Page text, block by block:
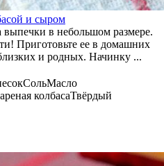
и сыром
в небольшом размере.
Приготовьте ее в домашних
и родных. Начинку ...
СольМасло
колбасаТвёрдый